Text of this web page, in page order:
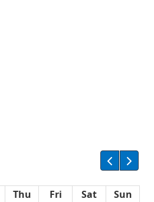
Thu Fri Sat
Sun